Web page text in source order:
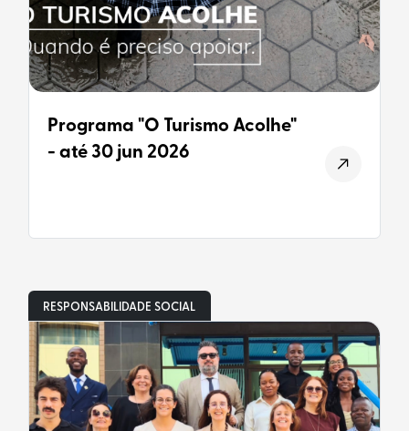
Programa "O Turismo Acolhe"
- até 30 jun 2026
RESPONSABILIDADE SOCIAL